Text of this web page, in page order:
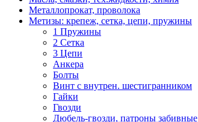
Металлопрокат, проволока
Метизы: крепеж, сетка, цепи, пружины
1 Пружины
2 Сетка
3 Цепи
Анкера
Бoлты
Винт с внутрен. шестигранником
Гайки
Гвозди
Дюбель-гвозди, патроны забивные